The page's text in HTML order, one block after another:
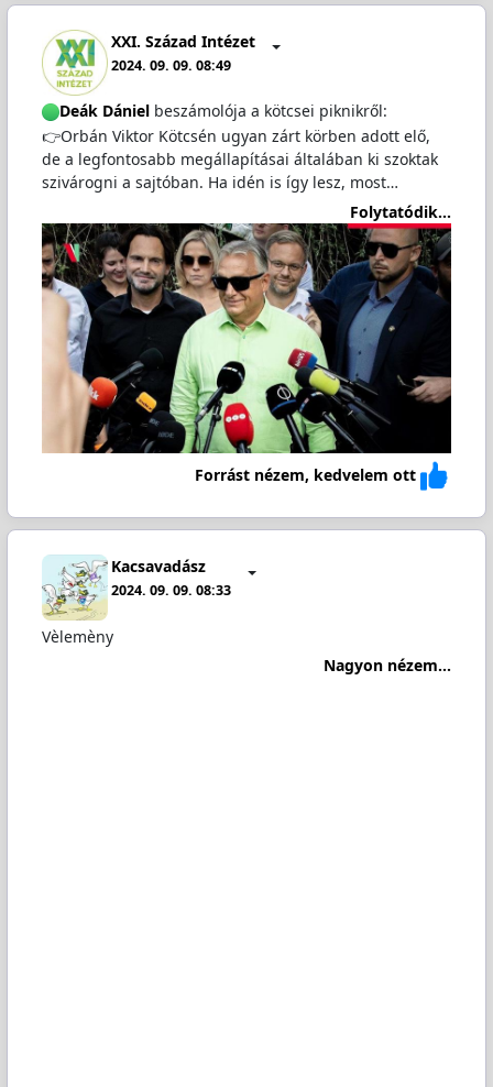
XXI. Század Intézet
2024. 09. 09. 08:49
Deák Dánielbeszámolója a kötcsei piknikről:
👉Orbán Viktor Kötcsén ugyan zárt körben adott elő,
de a legfontosabb megállapításai általában ki szoktak
szivárogni a sajtóban. Ha idén is így lesz, most…
Folytatódik...
Forrást nézem, kedvelem ott
Kacsavadász
2024. 09. 09. 08:33
Vèlemèny
Nagyon nézem...